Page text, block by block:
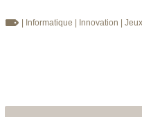
| Informatique | Innovation | Jeux